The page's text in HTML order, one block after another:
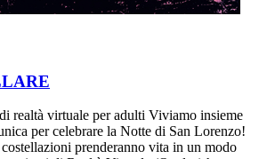
realtà virtuale per adulti Viviamo insieme
per celebrare la Notte di San Lorenzo!
prenderanno vita in un modo